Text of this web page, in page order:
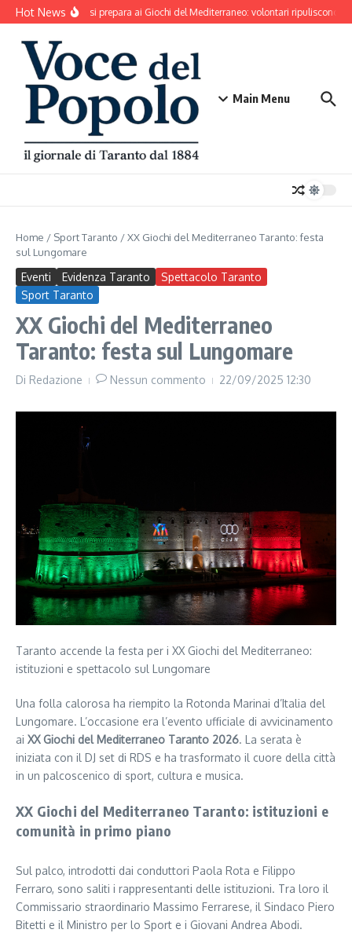
Salta al contenuto
Hot NewsTaranto si prepara ai Giochi del Mediterraneo: volontari ripuliscono
Main Menu
Home / Sport Taranto /XX Giochi del Mediterraneo Taranto: festa
sul Lungomare
Eventi Evidenza Taranto
Spettacolo Taranto
Sport Taranto
XX Giochi del Mediterraneo
Taranto: festa sul Lungomare
Di Redazione Nessun commento 22/09/2025 12:30
Taranto accende la festa per i XX Giochi del Mediterraneo:
istituzioni e spettacolo sul Lungomare
Una folla calorosa ha riempito la Rotonda Marinai d’Italia del
Lungomare. L’occasione era l’evento ufficiale di avvicinamento
ai XX Giochi del Mediterraneo Taranto 2026. La serata è
iniziata con il DJ set di RDS e ha trasformato il cuore della città
in un palcoscenico di sport, cultura e musica.
XX Giochi del Mediterraneo Taranto: istituzioni e
comunità in primo piano
Sul palco, introdotti dai conduttori Paola Rota e Filippo
Ferraro, sono saliti i rappresentanti delle istituzioni. Tra loro il
Commissario straordinario Massimo Ferrarese, il Sindaco Piero
Bitetti e il Ministro per lo Sport e i Giovani Andrea Abodi.